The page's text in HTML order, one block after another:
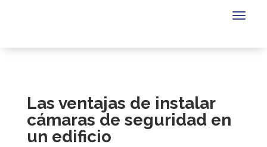
Las ventajas de instalar
cámaras de seguridad en
un edificio